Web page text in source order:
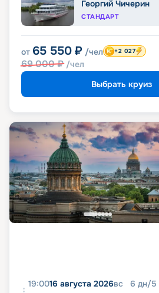
Георгий Чичерин
СТАНДАРТ
от 65 550 ₽ /чел
69 000₽ /чел
+2 027
Выбрать круиз
19:0016 августа 2026вс 6 дн/5